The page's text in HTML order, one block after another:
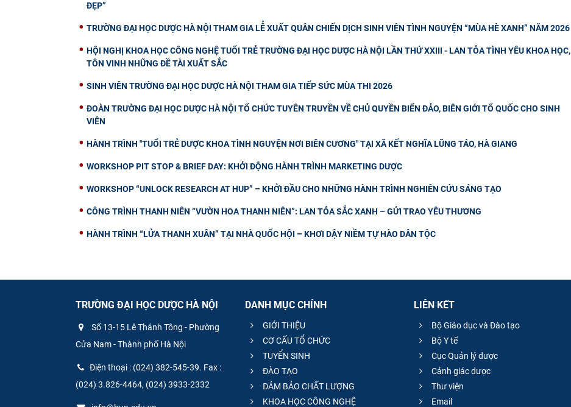
ĐẸP”
TRƯỜNG ĐẠI HỌC DƯỢC HÀ NỘI THAM GIA LỄ XUẤT QUÂN CHIẾN DỊCH SINH VIÊN TÌNH NGUYỆN “MÙA HÈ XANH” NĂM 2026
HỘI NGHỊ KHOA HỌC CÔNG NGHỆ TUỔI TRẺ TRƯỜNG ĐẠI HỌC DƯỢC HÀ NỘI LẦN THỨ XXIII - LAN TỎA TÌNH YÊU KHOA HỌC,
TÔN VINH NHỮNG ĐỀ TÀI XUẤT SẮC
SINH VIÊN TRƯỜNG ĐẠI HỌC DƯỢC HÀ NỘI THAM GIA TIẾP SỨC MÙA THI 2026
ĐOÀN TRƯỜNG ĐẠI HỌC DƯỢC HÀ NỘI TỔ CHỨC TUYÊN TRUYỀN VỀ CHỦ QUYỀN BIỂN ĐẢO, BIÊN GIỚI TỔ QUỐC CHO SINH
VIÊN
HÀNH TRÌNH "TUỔI TRẺ DƯỢC KHOA TÌNH NGUYỆN NƠI BIÊN CƯƠNG" TẠI XÃ KẾT NGHĨA LŨNG TÁO, HÀ GIANG
WORKSHOP PIT STOP & BRIEF DAY: KHỞI ĐỘNG HÀNH TRÌNH MARKETING DƯỢC
WORKSHOP “UNLOCK RESEARCH AT HUP” – KHỞI ĐẦU CHO NHỮNG HÀNH TRÌNH NGHIÊN CỨU SÁNG TẠO
CÔNG TRÌNH THANH NIÊN “VƯỜN HOA THANH NIÊN”: LAN TỎA SẮC XANH – GỬI TRAO YÊU THƯƠNG
HÀNH TRÌNH “LỬA THANH XUÂN” TẠI NHÀ QUỐC HỘI – KHƠI DẬY NIỀM TỰ HÀO DÂN TỘC
TRƯỜNG ĐẠI HỌC DƯỢC HÀ NỘI
Số 13-15 Lê Thánh Tông - Phường
Cửa Nam - Thành phố Hà Nội
Điện thoại : (024) 382-545-39. Fax :
(024) 3.826-4464, (024) 3933-2332
DANH MỤC CHÍNH
GIỚI THIỆU
CƠ CẤU TỔ CHỨC
TUYỂN SINH
ĐÀO TẠO
ĐẢM BẢO CHẤT LƯỢNG
KHOA HỌC CÔNG NGHỆ
LIÊN KẾT
Bộ Giáo dục và Đào tạo
Bộ Y tế
Cục Quản lý dược
Cảnh giác dược
Thư viện
Email